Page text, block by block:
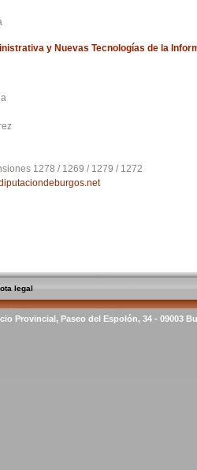
y Nuevas Tecnologías de la
1278 / 1269 / 1279 / 1272
legal
Provincial, Paseo del Espolón, 34 - 09003